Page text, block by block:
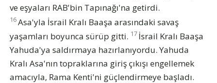
ve eşyaları RAB'bin Tapınağı'na getirdi.
16Asa'yla İsrail Kralı Baaşa arasındaki savaş
yaşamları boyunca sürüp gitti. 17 İsrail Kralı Baaşa
Yahuda'ya saldırmaya hazırlanıyordu. Yahuda
Kralı Asa'nın topraklarına giriş çıkışı engellemek
amacıyla, Rama Kenti'ni güçlendirmeye başladı.